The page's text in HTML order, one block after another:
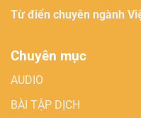
Từ điển chuyên ngành
Chuyên mục
AUDIO
BÀI TẬP DỊCH